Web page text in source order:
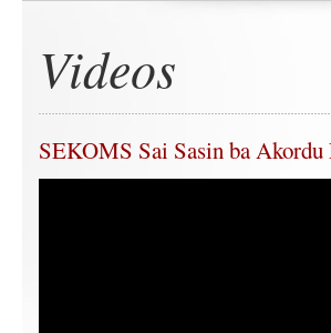
Videos
SEKOMS Sai Sasin ba